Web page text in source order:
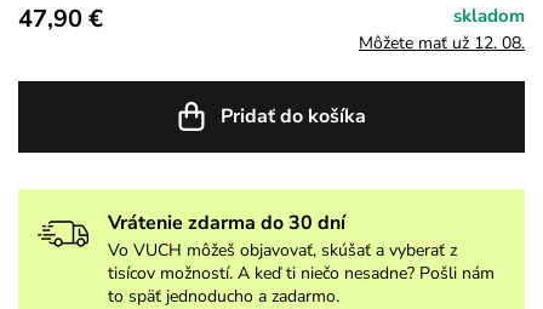
47,90 € skladom
Môžete mať už 12. 08.
Pridať do košíka
Vrátenie zdarma do 30 dní
Vo VUCH môžeš objavovať, skúšať a vyberať z
tisícov možností. A keď ti niečo nesadne? Pošli nám
to späť jednoducho a zadarmo.